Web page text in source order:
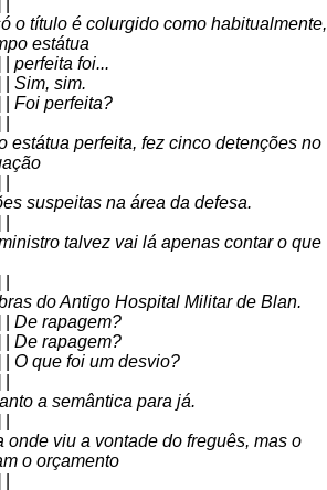
o título é colurgido como habitualmente,
estátua
perfeita foi...
Sim, sim.
Foi perfeita?
estátua perfeita, fez cinco detenções no
suspeitas na área da defesa.
talvez vai lá apenas contar o que
do Antigo Hospital Militar de Blan.
De rapagem?
De rapagem?
O que foi um desvio?
a semântica para já.
onde viu a vontade do freguês, mas o
o orçamento